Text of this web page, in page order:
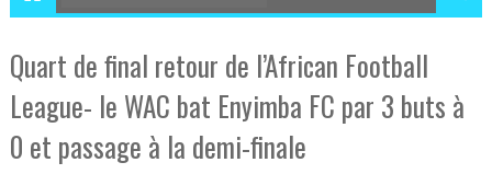
Quart de final retour de l’African Football
League- le WAC bat Enyimba FC par 3 buts à
0 et passage à la demi-finale